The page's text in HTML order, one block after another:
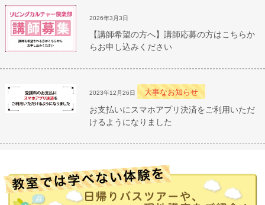
2026年3月3日
【講師希望の方へ】講師応募の方はこちらか
らお申し込みください
2023年12月26日 大事なお知らせ
お支払いにスマホアプリ決済をご利用いただ
けるようになりました